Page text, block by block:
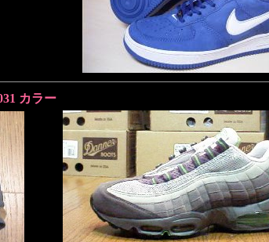
カラー